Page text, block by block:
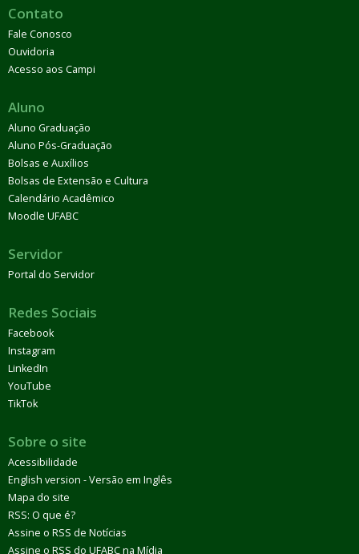
Contato
Fale Conosco
Ouvidoria
Acesso aos Campi
Aluno
Aluno Graduação
Aluno Pós-Graduação
Bolsas e Auxílios
Bolsas de Extensão e Cultura
Calendário Acadêmico
Moodle UFABC
Servidor
Portal do Servidor
Redes Sociais
Facebook
Instagram
LinkedIn
YouTube
TikTok
Sobre o site
Acessibilidade
English version - Versão em Inglês
Mapa do site
RSS: O que é?
Assine o RSS de Notícias
Assine o RSS do UFABC na Mídia